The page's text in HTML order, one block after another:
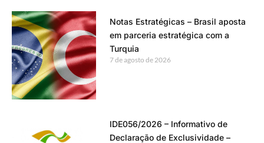
Notas Estratégicas – Brasil aposta
em parceria estratégica com a
Turquia
7 de agosto de 2026
IDE056/2026 – Informativo de
Declaração de Exclusividade –